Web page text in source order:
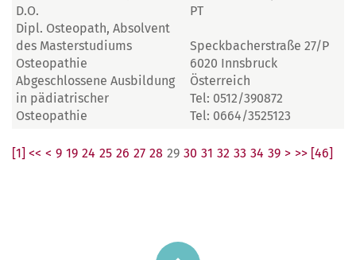
D.O.
Dipl. Osteopath, Absolvent
des Masterstudiums
Osteopathie
Abgeschlossene Ausbildung
in pädiatrischer
Osteopathie
PT
Speckbacherstraße 27/P
6020 Innsbruck
Österreich
Tel: 0512/390872
Tel: 0664/3525123
[1] << < 9 19 24 25 26 27 28 29 30 31 32 33 34 39 > >> [46]